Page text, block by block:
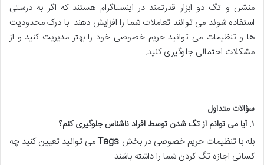
منشن و تگ دو ابزار قدرتمند در اینستاگرام هستند که اگر به درستی
استفاده شوند می توانند تعاملات شما را افزایش دهند. با درک محدودیت
ها و تنظیمات می توانید حریم خصوصی خود را بهتر مدیریت کنید و از
مشکلات احتمالی جلوگیری کنید.
سؤالات متداول
۱. آیا می توانم از تگ شدن توسط افراد ناشناس جلوگیری کنم؟
بله با تنظیمات حریم خصوصی در بخش Tagsمی توانید تعیین کنید چه
کسانی اجازه تگ کردن شما را داشته باشند.